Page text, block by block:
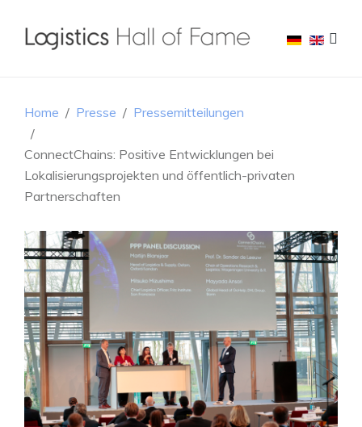
Home Presse Pressemitteilungen
ConnectChains: Positive Entwicklungen bei
Lokalisierungsprojekten und öffentlich-privaten
Partnerschaften